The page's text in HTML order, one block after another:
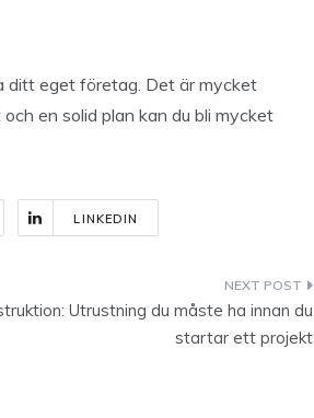
ditt eget företag. Det är mycket
en solid plan kan du bli mycket
LINKEDIN
Utrustning du måste ha innan du
startar ett projekt